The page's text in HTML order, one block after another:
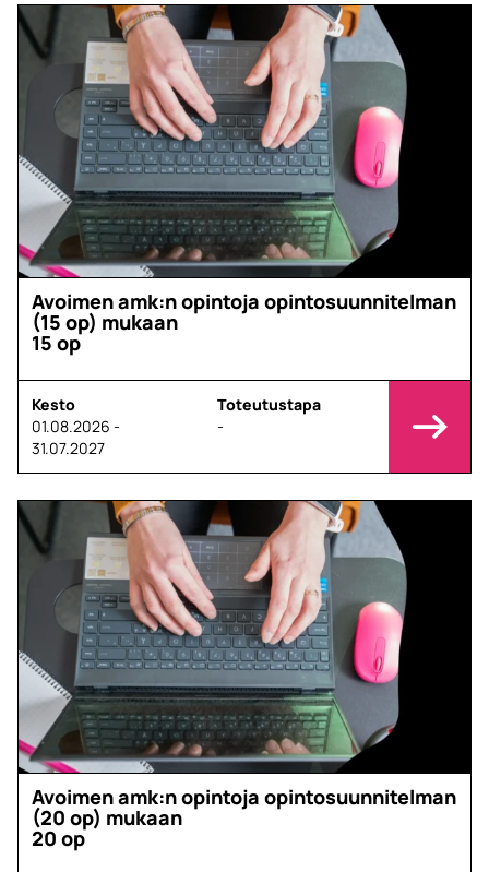
Avoimen amk:n opintoja opintosuunnitelman
(15 op) mukaan
15 op
Kesto
01.08.2026 -
31.07.2027
Toteutustapa
-
Avoimen amk:n opintoja opintosuunnitelman
(20 op) mukaan
20 op